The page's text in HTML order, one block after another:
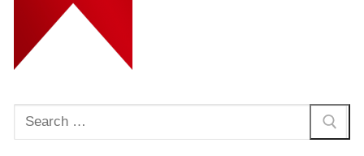
Rechercher
: